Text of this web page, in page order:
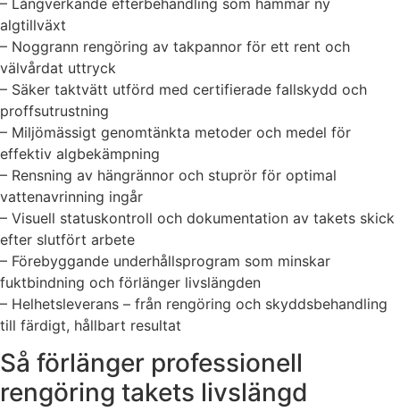
algtillväxt
– Noggrann rengöring av takpannor för ett rent och
välvårdat uttryck
– Säker taktvätt utförd med certifierade fallskydd och
proffsutrustning
– Miljömässigt genomtänkta metoder och medel för
effektiv algbekämpning
– Rensning av hängrännor och stuprör för optimal
vattenavrinning ingår
– Visuell statuskontroll och dokumentation av takets skick
efter slutfört arbete
– Förebyggande underhållsprogram som minskar
fuktbindning och förlänger livslängden
– Helhetsleverans – från rengöring och skyddsbehandling
till färdigt, hållbart resultat
Så förlänger professionell
rengöring takets livslängd